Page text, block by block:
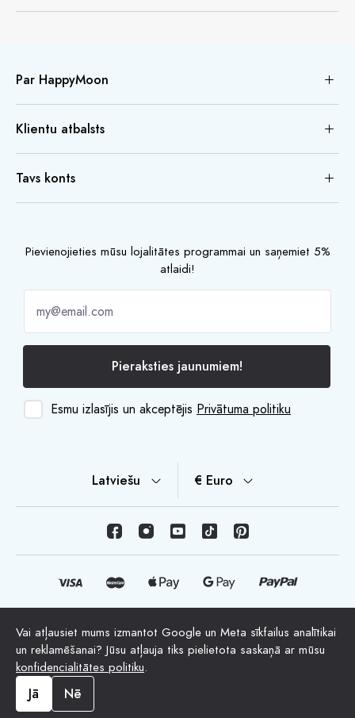
Par HappyMoon
Klientu atbalsts
Tavs konts
Pievienojieties mūsu lojalitātes programmai un saņemiet 5%
atlaidi!
Pieraksties jaunumiem!
Esmu izlasījis un akceptējis Privātuma politiku
Latviešu € Euro
© Autortiesības 2026 HappyMoon, S.L.U. - happymoon.com
"HappyMoon®", "Peltes®" un visi uzņēmuma logotipi ir
HappyMoon, S.L. reģistrētas preču zīmes
Vai atļausiet mums izmantot Google un Meta sīkfailus analītikai
un reklamēšanai? Jūsu atļauja tiks pielietota saskaņā ar mūsu
konfidencialitātes politiku.
Jā Nē